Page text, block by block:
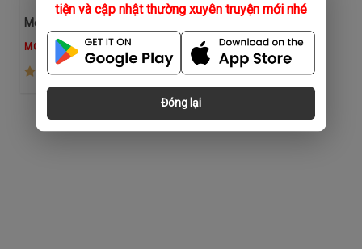
tiện và cập nhật thường xuyên truyện mới nhé
Đóng lại
Mẹ Già Ch.ết Oan
MC Đình Soạn